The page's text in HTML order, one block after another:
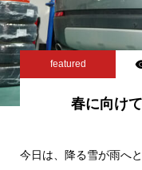
featured
春に向け
今日は、降る雪が雨へ
工場日誌